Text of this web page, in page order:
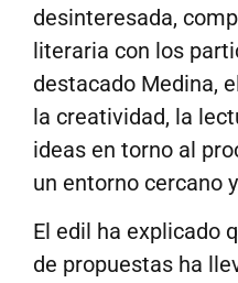
desinteresada,
literaria con los
destacado Medina,
la creatividad, la
ideas en torno al
un entorno cercano
El edil ha explicado
de propuestas ha